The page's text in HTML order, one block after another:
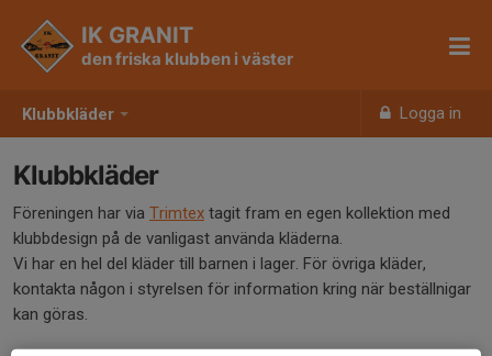
Klubbkläder Logga in
IK GRANIT
den friska klubben i väster
Klubbkläder
Föreningen har via Trimtex tagit fram en egen kollektion med
klubbdesign på de vanligast använda kläderna.
Vi har en hel del kläder till barnen i lager. För övriga kläder,
kontakta någon i styrelsen för information kring när beställnigar
kan göras.